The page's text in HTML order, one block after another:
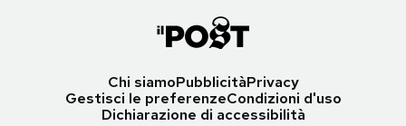
Chi siamoPubblicitàPrivacy
Gestisci le preferenzeCondizioni d'uso
Dichiarazione di accessibilità